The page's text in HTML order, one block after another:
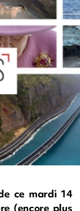
ce mardi 14
(encore plus